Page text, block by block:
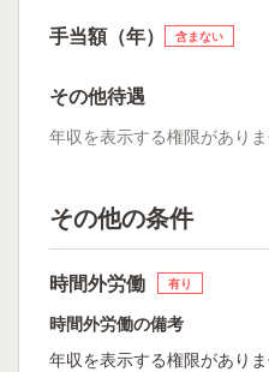
手当額（年） 含まない
その他待遇
年収を表示する権限があり
その他の条件
時間外労働 有り
時間外労働の備考
年収を表示する権限があり